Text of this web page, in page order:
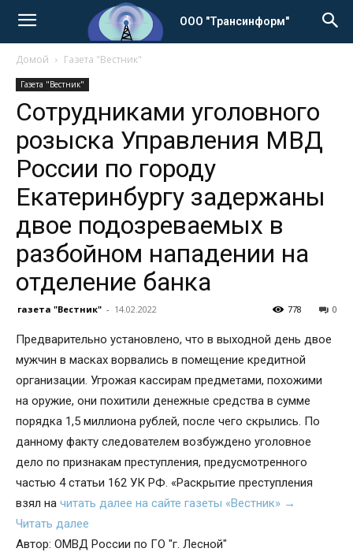
ООО "Трансинформ"
Домой Газета "Вестник"
Газета "Вестник"
Сотрудниками уголовного
розыска Управления МВД
России по городу
Екатеринбургу задержаны
двое подозреваемых в
разбойном нападении на
отделение банка
газета "Вестник" - 14.02.2022 0
778
Предварительно установлено, что в выходной день двое
мужчин в масках ворвались в помещение кредитной
организации. Угрожая кассирам предметами, похожими
на оружие, они похитили денежные средства в сумме
порядка 1,5 миллиона рублей, после чего скрылись. По
данному факту следователем возбуждено уголовное
дело по признакам преступления, предусмотренного
частью 4 статьи 162 УК РФ. «Раскрытие преступления
взял на читать далее на сайте газеты «Вестник» →
Читать далее
Автор: ОМВД России по ГО "г. Лесной"